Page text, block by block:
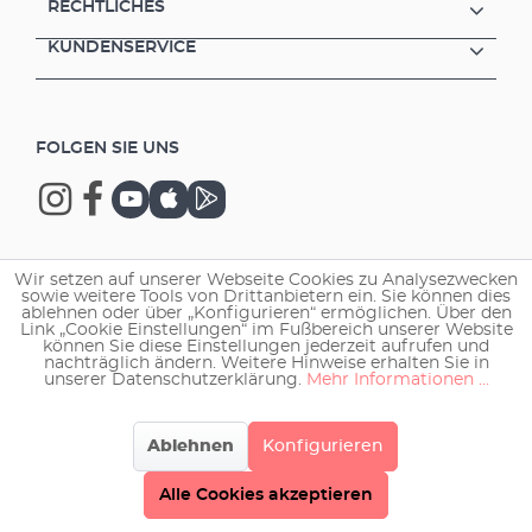
Mischung aus weißem und royalblauem Licht
Farbwiedergabe (Fluoreszenz) und das
Wachstum von Korallen Eine EHEIM
entsprechenden Länge ( inklusive Reflektor)
Sonnenaufgang über Mittagssonne bis
Sonnenuntergang und Mondlicht (wählbar)
ausschließlich für Fluoreszenz und Korallen-
Zooxanthellen-Symbiosen bestimmt
RECHTLICHES
KUNDENSERVICE
FOLGEN SIE UNS
Copyright © 2026 EHEIM GmbH & Co. KG.
Wir setzen auf unserer Webseite Cookies zu Analysezwecken
sowie weitere Tools von Drittanbietern ein. Sie können dies
ablehnen oder über „Konfigurieren“ ermöglichen. Über den
Link „Cookie Einstellungen“ im Fußbereich unserer Website
können Sie diese Einstellungen jederzeit aufrufen und
nachträglich ändern. Weitere Hinweise erhalten Sie in
unserer Datenschutzerklärung. Mehr Informationen ...
Ablehnen Konfigurieren
Alle Cookies akzeptieren